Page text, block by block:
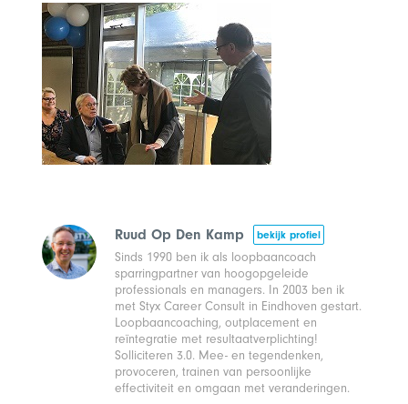
Ruud Op Den Kamp bekijk profiel
Sinds 1990 ben ik als loopbaancoach
sparringpartner van hoogopgeleide
professionals en managers. In 2003 ben ik
met Styx Career Consult in Eindhoven gestart.
Loopbaancoaching, outplacement en
reïntegratie met resultaatverplichting!
Solliciteren 3.0. Mee- en tegendenken,
provoceren, trainen van persoonlijke
effectiviteit en omgaan met veranderingen.